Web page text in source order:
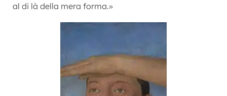
al di là della mera forma.»